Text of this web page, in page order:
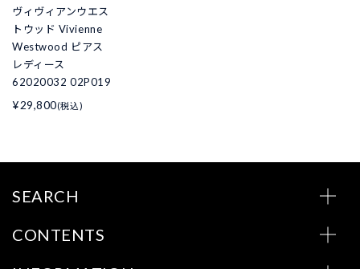
ヴィヴィアンウエス
トウッド Vivienne
Westwood ピアス
レディース
62020032 02P019
¥29,800(税込)
SEARCH
CONTENTS